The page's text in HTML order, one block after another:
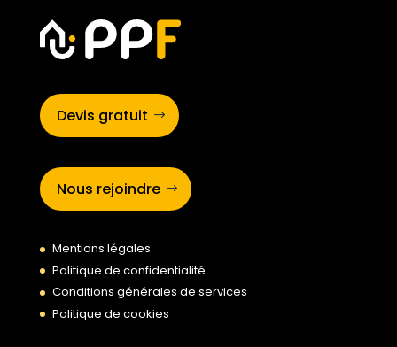
Devis gratuit
Nous rejoindre
Mentions légales
Politique de confidentialité
Conditions générales de services
Politique de cookies